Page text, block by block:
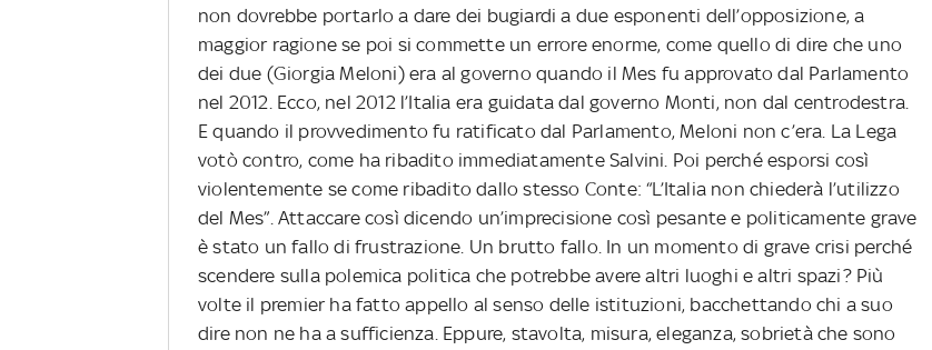
non dovrebbe portarlo a dare dei bugiardi a due esponenti dell’opposizione, a
maggior ragione se poi si commette un errore enorme, come quello di dire che uno
dei due (Giorgia Meloni) era al governo quando il Mes fu approvato dal Parlamento
nel 2012. Ecco, nel 2012 l’Italia era guidata dal governo Monti, non dal centrodestra.
E quando il provvedimento fu ratificato dal Parlamento, Meloni non c’era. La Lega
votò contro, come ha ribadito immediatamente Salvini. Poi perché esporsi così
violentemente se come ribadito dallo stesso Conte: “L’Italia non chiederà l’utilizzo
del Mes”. Attaccare così dicendo un’imprecisione così pesante e politicamente grave
è stato un fallo di frustrazione. Un brutto fallo. In un momento di grave crisi perché
scendere sulla polemica politica che potrebbe avere altri luoghi e altri spazi? Più
volte il premier ha fatto appello al senso delle istituzioni, bacchettando chi a suo
dire non ne ha a sufficienza. Eppure, stavolta, misura, eleganza, sobrietà che sono